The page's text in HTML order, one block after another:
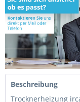
Beschreibung
Trocknerheizung